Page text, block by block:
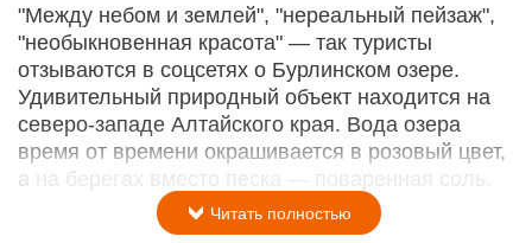
"Между небом и землей", "нереальный пейзаж",
"необыкновенная красота" — так туристы
отзываются в соцсетях о Бурлинском озере.
Удивительный природный объект находится на
северо-западе Алтайского края. Вода озера
время от времени окрашивается в розовый цвет,
а на берегах вместо песка — поваренная соль.
Читать полностью